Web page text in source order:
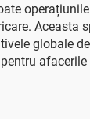
Aceasta
globale